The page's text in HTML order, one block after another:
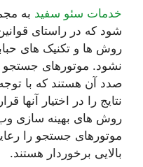
خدمات سئو سفید به
شود که در راستای
روش ها و تکنیک های
نشود. موتورهای
صدد آن هستند که با
نتایج را در اختیار آنها
روش های بهینه سازی
موتورهای جستجو را
بالایی برخوردار هستند.